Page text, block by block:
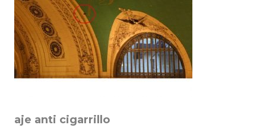
aje anti cigarrillo